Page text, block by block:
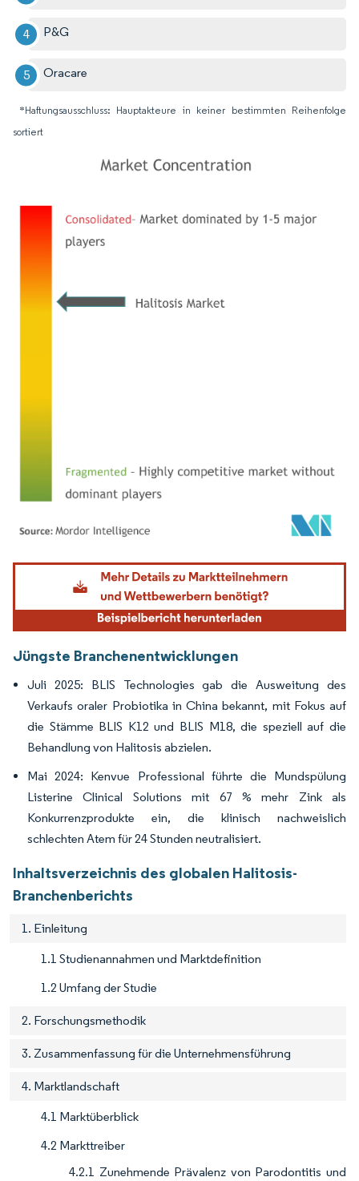
P&G
Oracare
*Haftungsausschluss: Hauptakteure in keiner bestimmten Reihenfolge
sortiert
Bild © Mordor Intelligence. Wiederverwendung erfordert Namensnennung gemäß
Jüngste Branchenentwicklungen
Juli 2025: BLIS Technologies gab die Ausweitung des
Verkaufs oraler Probiotika in China bekannt, mit Fokus auf
die Stämme BLIS K12 und BLIS M18, die speziell auf die
Behandlung von Halitosis abzielen.
Mai 2024: Kenvue Professional führte die Mundspülung
Listerine Clinical Solutions mit 67 % mehr Zink als
Konkurrenzprodukte ein, die klinisch nachweislich
schlechten Atem für 24 Stunden neutralisiert.
Inhaltsverzeichnis des globalen Halitosis-
Branchenberichts
1. Einleitung
1.1 Studienannahmen und Marktdefinition
1.2 Umfang der Studie
2. Forschungsmethodik
3. Zusammenfassung für die Unternehmensführung
4. Marktlandschaft
4.1 Marktüberblick
4.2 Markttreiber
4.2.1 Zunehmende Prävalenz von Parodontitis und